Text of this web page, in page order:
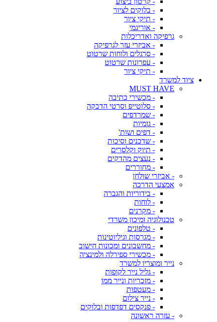
- בלוקים לציור
- תיקי ציור
- אוריגמי
גרפיקה ואדריכלות
- אביזרי עזר לגרפיקה
- סרגלים ולוחות שרטוט
- עפרונות שרטוט
- תיקי ציור
ציוד למשרד
MUST HAVE
- מכשירי כתיבה
- סלוטייפ וסרטי הדבקה
- שמרדפים
- גומיות
- דפים ושות'
- שדכנים וסיכות
- תיוק וקלסרים
- נעצים מהדקים
- מחוררים
- אביזרי שולחן
אמצעי הדרכה
- בידוריות והגברה
- לוחות
- מקרנים
טכנולוגיה ומיכון משרדי
- טלפונים
- מגרסות וגיליוטינות
- מחשבונים ומכונות חישוב
- מכשירי ספירלה ולמינציה
נייר ומוצריו למשרד
- גליל נייר לקופות
- מזכריות ונייר ממו
- מעטפות
- נייר צילום
- פנקסים דפדפות ובלוקים
- עזרה ראשונה